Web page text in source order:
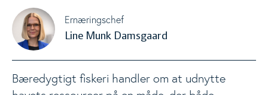
Kød
Mælk og mejeriprodukter
Æg
Ernæringschef
Line Munk Damsgaard
Bæredygtigt fiskeri handler om at udnytte